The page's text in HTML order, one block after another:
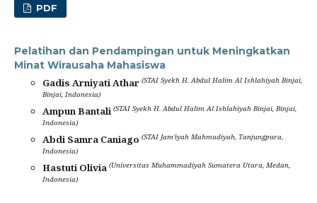
PDF
Pelatihan dan Pendampingan untuk Meningkatkan
Minat Wirausaha Mahasiswa
Gadis Arniyati Athar (STAI Syekh H. Abdul Halim Al Ishlahiyah Binjai,
Binjai, Indonesia)
Ampun Bantali (STAI Syekh H. Abdul Halim Al Ishlahiyah Binjai, Binjai,
Indonesia)
Abdi Samra Caniago (STAI Jam’iyah Mahmudiyah, Tanjungpura,
Indonesia)
Hastuti Olivia (Universitas Muhammadiyah Sumatera Utara, Medan,
Indonesia)